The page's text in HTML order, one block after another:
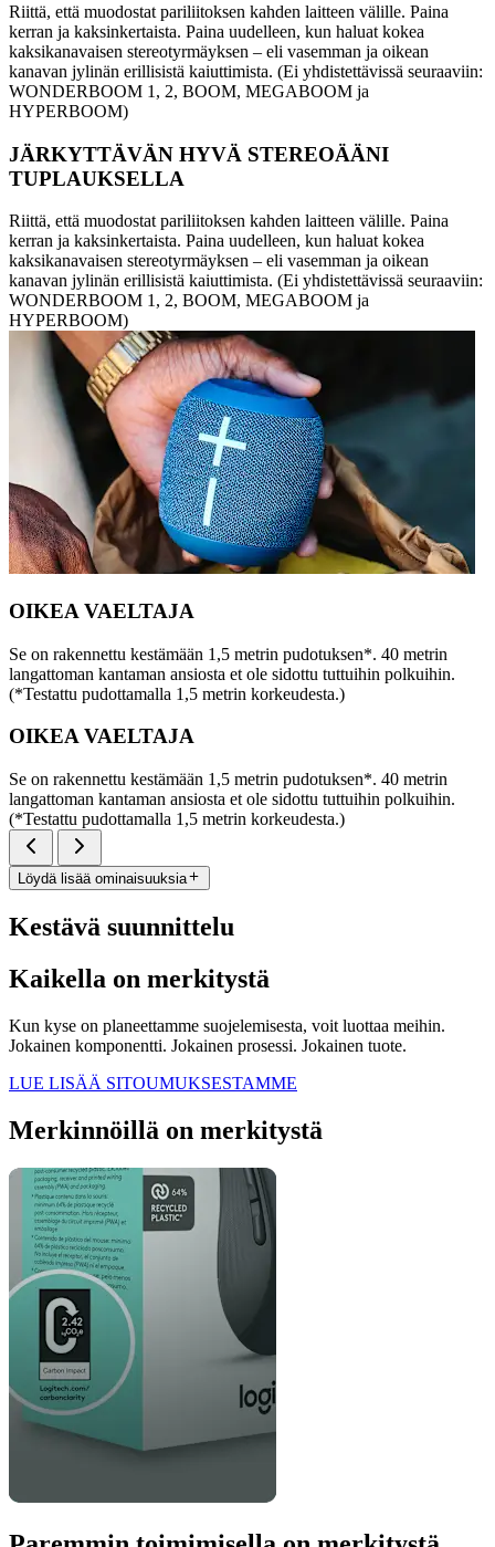
Riittä, että muodostat pariliitoksen kahden laitteen välille. Paina
kerran ja kaksinkertaista. Paina uudelleen, kun haluat kokea
kaksikanavaisen stereotyrmäyksen – eli vasemman ja oikean
kanavan jylinän erillisistä kaiuttimista. (Ei yhdistettävissä seuraaviin:
WONDERBOOM 1, 2, BOOM, MEGABOOM ja
HYPERBOOM)
JÄRKYTTÄVÄN HYVÄ STEREOÄÄNI
TUPLAUKSELLA
Riittä, että muodostat pariliitoksen kahden laitteen välille. Paina
kerran ja kaksinkertaista. Paina uudelleen, kun haluat kokea
kaksikanavaisen stereotyrmäyksen – eli vasemman ja oikean
kanavan jylinän erillisistä kaiuttimista. (Ei yhdistettävissä seuraaviin:
WONDERBOOM 1, 2, BOOM, MEGABOOM ja
HYPERBOOM)
OIKEA VAELTAJA
Se on rakennettu kestämään 1,5 metrin pudotuksen*. 40 metrin
langattoman kantaman ansiosta et ole sidottu tuttuihin polkuihin.
(*Testattu pudottamalla 1,5 metrin korkeudesta.)
OIKEA VAELTAJA
Se on rakennettu kestämään 1,5 metrin pudotuksen*. 40 metrin
langattoman kantaman ansiosta et ole sidottu tuttuihin polkuihin.
(*Testattu pudottamalla 1,5 metrin korkeudesta.)
Löydä lisää ominaisuuksia
Kestävä suunnittelu
Kaikella on merkitystä
Kun kyse on planeettamme suojelemisesta, voit luottaa meihin.
Jokainen komponentti. Jokainen prosessi. Jokainen tuote.
LUE LISÄÄ SITOUMUKSESTAMME
Merkinnöillä on merkitystä